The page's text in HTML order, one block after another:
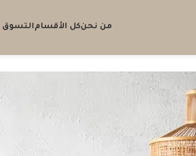
من نحنكل الأقسامالتسوق